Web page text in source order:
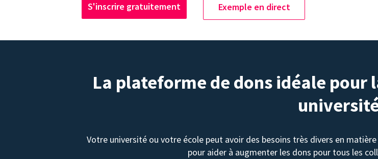
S'inscrire gratuitement Exemple en direct
La plateforme de dons idéale pour
Votre université ou votre école peut avoir des besoins très divers en
pour aider à augmenter les dons pour tous les